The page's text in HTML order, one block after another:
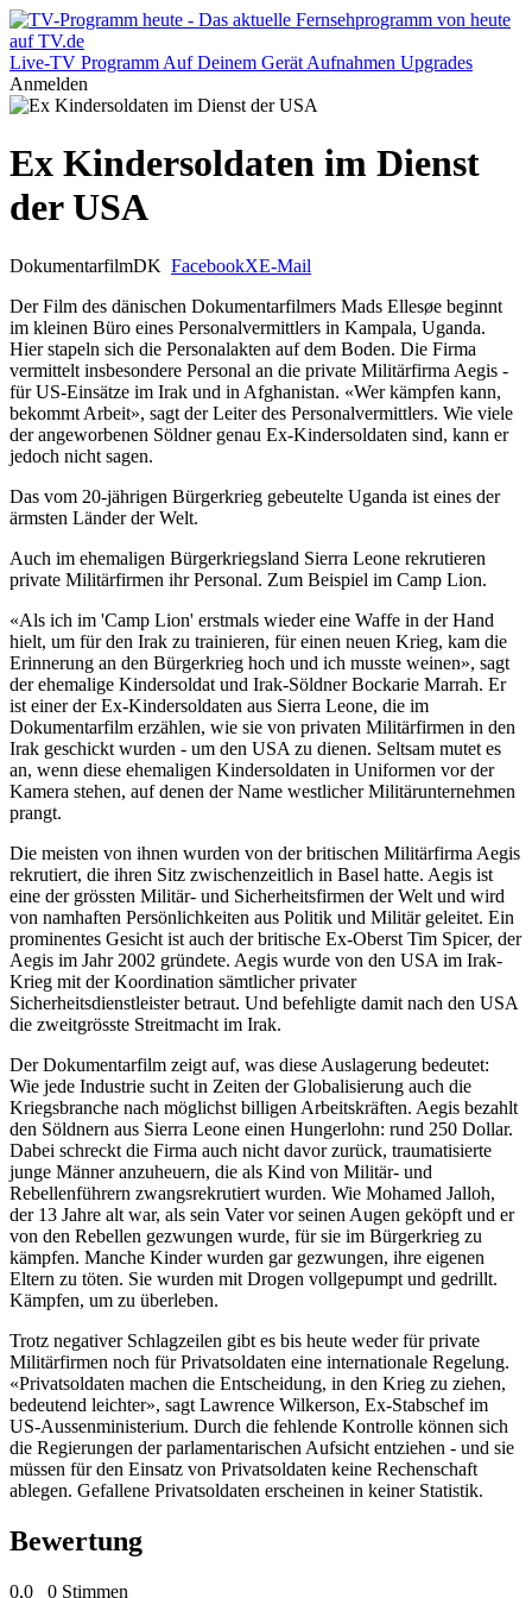
Live-TV Programm Auf Deinem Gerät Aufnahmen Upgrades
Anmelden
Ex Kindersoldaten im Dienst
der USA
DokumentarfilmDK FacebookXE-Mail
Der Film des dänischen Dokumentarfilmers Mads Ellesøe beginnt
im kleinen Büro eines Personalvermittlers in Kampala, Uganda.
Hier stapeln sich die Personalakten auf dem Boden. Die Firma
vermittelt insbesondere Personal an die private Militärfirma Aegis -
für US-Einsätze im Irak und in Afghanistan. «Wer kämpfen kann,
bekommt Arbeit», sagt der Leiter des Personalvermittlers. Wie viele
der angeworbenen Söldner genau Ex-Kindersoldaten sind, kann er
jedoch nicht sagen.
Das vom 20-jährigen Bürgerkrieg gebeutelte Uganda ist eines der
ärmsten Länder der Welt.
Auch im ehemaligen Bürgerkriegsland Sierra Leone rekrutieren
private Militärfirmen ihr Personal. Zum Beispiel im Camp Lion.
«Als ich im 'Camp Lion' erstmals wieder eine Waffe in der Hand
hielt, um für den Irak zu trainieren, für einen neuen Krieg, kam die
Erinnerung an den Bürgerkrieg hoch und ich musste weinen», sagt
der ehemalige Kindersoldat und Irak-Söldner Bockarie Marrah. Er
ist einer der Ex-Kindersoldaten aus Sierra Leone, die im
Dokumentarfilm erzählen, wie sie von privaten Militärfirmen in den
Irak geschickt wurden - um den USA zu dienen. Seltsam mutet es
an, wenn diese ehemaligen Kindersoldaten in Uniformen vor der
Kamera stehen, auf denen der Name westlicher Militärunternehmen
prangt.
Die meisten von ihnen wurden von der britischen Militärfirma Aegis
rekrutiert, die ihren Sitz zwischenzeitlich in Basel hatte. Aegis ist
eine der grössten Militär- und Sicherheitsfirmen der Welt und wird
von namhaften Persönlichkeiten aus Politik und Militär geleitet. Ein
prominentes Gesicht ist auch der britische Ex-Oberst Tim Spicer, der
Aegis im Jahr 2002 gründete. Aegis wurde von den USA im Irak-
Krieg mit der Koordination sämtlicher privater
Sicherheitsdienstleister betraut. Und befehligte damit nach den USA
die zweitgrösste Streitmacht im Irak.
Der Dokumentarfilm zeigt auf, was diese Auslagerung bedeutet:
Wie jede Industrie sucht in Zeiten der Globalisierung auch die
Kriegsbranche nach möglichst billigen Arbeitskräften. Aegis bezahlt
den Söldnern aus Sierra Leone einen Hungerlohn: rund 250 Dollar.
Dabei schreckt die Firma auch nicht davor zurück, traumatisierte
junge Männer anzuheuern, die als Kind von Militär- und
Rebellenführern zwangsrekrutiert wurden. Wie Mohamed Jalloh,
der 13 Jahre alt war, als sein Vater vor seinen Augen geköpft und er
von den Rebellen gezwungen wurde, für sie im Bürgerkrieg zu
kämpfen. Manche Kinder wurden gar gezwungen, ihre eigenen
Eltern zu töten. Sie wurden mit Drogen vollgepumpt und gedrillt.
Kämpfen, um zu überleben.
Trotz negativer Schlagzeilen gibt es bis heute weder für private
Militärfirmen noch für Privatsoldaten eine internationale Regelung.
«Privatsoldaten machen die Entscheidung, in den Krieg zu ziehen,
bedeutend leichter», sagt Lawrence Wilkerson, Ex-Stabschef im
US-Aussenministerium. Durch die fehlende Kontrolle können sich
die Regierungen der parlamentarischen Aufsicht entziehen - und sie
müssen für den Einsatz von Privatsoldaten keine Rechenschaft
ablegen. Gefallene Privatsoldaten erscheinen in keiner Statistik.
Bewertung
0,0 0 Stimmen